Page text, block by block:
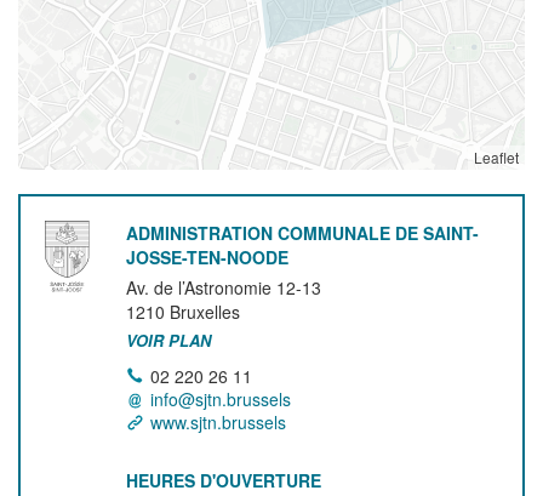
Leaflet
ADMINISTRATION COMMUNALE DE SAINT-
JOSSE-TEN-NOODE
Av. de l’Astronomie 12-13
1210 Bruxelles
VOIR PLAN
02 220 26 11
info@sjtn.brussels
www.sjtn.brussels
HEURES D'OUVERTURE